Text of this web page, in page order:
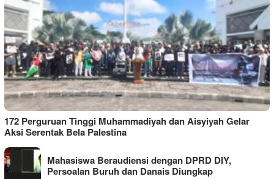
172 Perguruan Tinggi Muhammadiyah dan Aisyiyah Gelar
Aksi Serentak Bela Palestina
Mahasiswa Beraudiensi dengan DPRD DIY,
Persoalan Buruh dan Danais Diungkap